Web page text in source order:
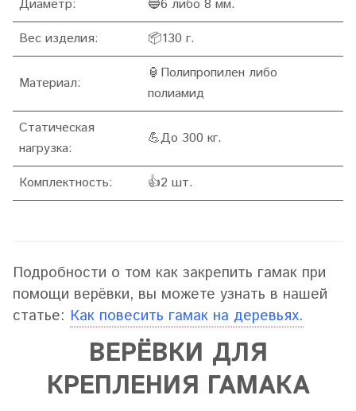
Диаметр:
🔵6 либо 8 мм.
Вес изделия:
📦130 г.
Материал:
🏮Полипропилен либо
полиамид
Статическая
нагрузка:
💪До 300 кг.
Комплектность: 👍2 шт.
Подробности о том как закрепить гамак при
помощи верёвки, вы можете узнать в нашей
статье: Как повесить гамак на деревьях.
ВЕРЁВКИ ДЛЯ
КРЕПЛЕНИЯ ГАМАКА